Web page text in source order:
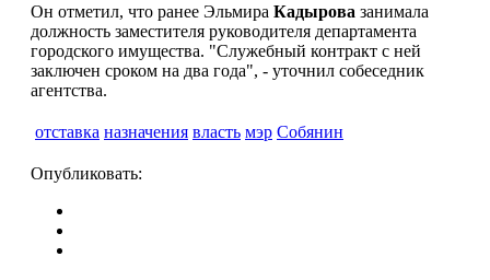
Он отметил, что ранее Эльмира Кадырова занимала
должность заместителя руководителя департамента
городского имущества. "Служебный контракт с ней
заключен сроком на два года", - уточнил собеседник
агентства.
отставка назначения власть мэр Собянин
Опубликовать: